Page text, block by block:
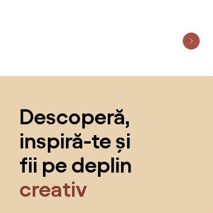
Descoperă,
inspiră-te și
fii pe deplin
creativ